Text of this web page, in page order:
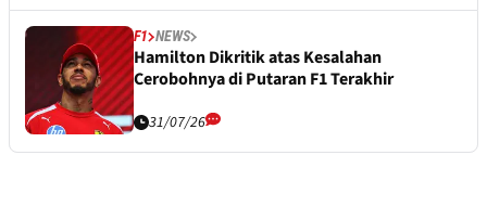
F1 NEWS
Hamilton Dikritik atas Kesalahan
Cerobohnya di Putaran F1 Terakhir
31/07/26